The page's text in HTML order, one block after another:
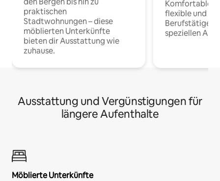
praktischen
Stadtwohnungen – diese
möblierten Unterkünfte
bieten dir Ausstattung wie
zuhause.
Komfortable
flexible und
Berufstätige
speziellen
Ausstattung und Vergünstigungen für
längere Aufenthalte
Möblierte Unterkünfte